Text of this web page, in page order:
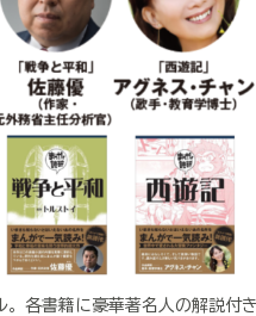
各書籍に豪華著名人の解説付き